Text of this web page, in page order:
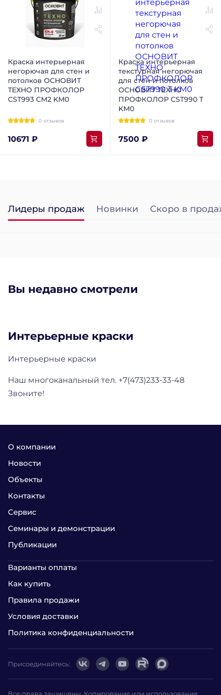
Краска интерьерная
негорючая для стен и
потолков ОСНОВИТ
ТЕХНО ПРОФКОЛОР
CST993 CM2 KM0
0 отзывов
10671 ₽
Краска интерьерная
текстурная негорючая
для стен и потолков
ОСНОВИТ ТЕХНО
ПРОФКОЛОР CST990 T
KM0
0 отзывов
7500 ₽
Лидеры продаж Новинки Скоро в
Вы недавно смотрели
Интерьерные краски
Интерьерные краски
Наш многоканальный тел. +7(473)233-33-48
Звоните!
О компании
Новости
Объекты
Контакты
Сервис
Семинары и демонстрации
Публикации
Варианты оплаты
Как купить
Правила продажи
Условия доставки
Политика конфиденциальности
Присоединяйтесь: